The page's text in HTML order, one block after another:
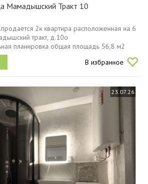
Мамадышский Тракт 10
2к квартира расположенная на 6
тракт, д.10о
планировка общая площадь 56,8 м2
м2 с выходом на балкон, изолированные
в...
В избранное
23.07.26